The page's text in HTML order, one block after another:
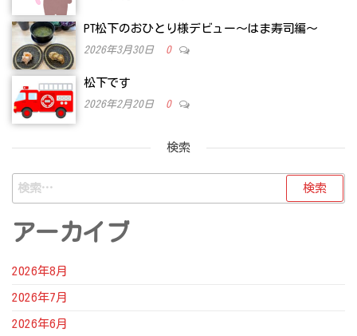
PT松下のおひとり様デビュー～はま寿司編～
2026年3月30日 0
松下です
2026年2月20日 0
検索
検
索:
アーカイブ
2026年8月
2026年7月
2026年6月